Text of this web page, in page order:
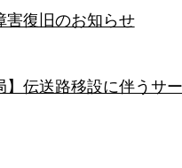
害復旧のお知らせ
】伝送路移設に伴うサ